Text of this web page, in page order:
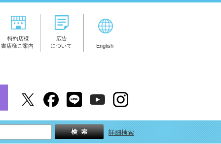
特約店様
書店様ご案内
広告
について
English
詳細検索